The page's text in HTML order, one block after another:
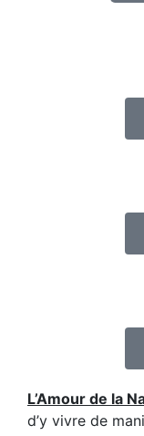
L’Amour de la
d’y vivre de